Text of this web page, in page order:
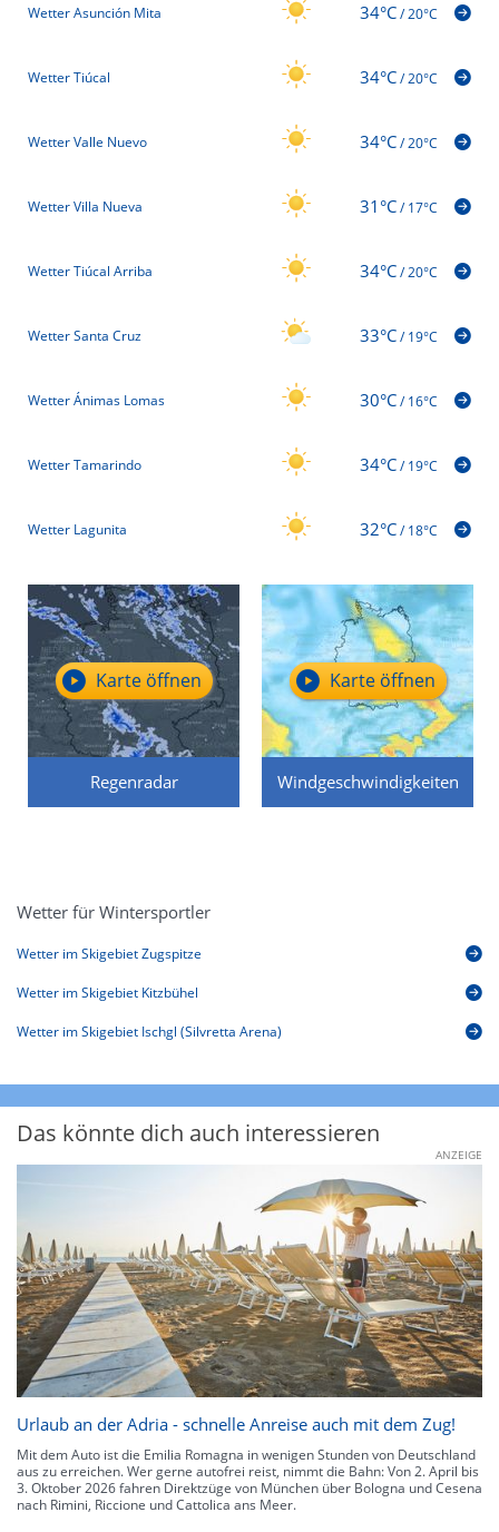
Wetter Asunción Mita 34°C/20°C
Wetter Tiúcal 34°C/20°C
Wetter Valle Nuevo 34°C/20°C
Wetter Villa Nueva 31°C/17°C
Wetter Tiúcal Arriba 34°C/20°C
Wetter Santa Cruz 33°C/19°C
Wetter Ánimas Lomas 30°C/16°C
Wetter Tamarindo 34°C/19°C
Wetter Lagunita 32°C/18°C
Regenradar
Karte öffnen
Windgeschwindigkeiten
Karte öffnen
Wetter für Wintersportler
Wetter im Skigebiet Zugspitze
Wetter im Skigebiet Kitzbühel
Wetter im Skigebiet Ischgl (Silvretta Arena)
Das könnte dich auch interessieren
ANZEIGE
Urlaub an der Adria - schnelle Anreise auch mit dem Zug!
Mit dem Auto ist die Emilia Romagna in wenigen Stunden von Deutschland
aus zu erreichen. Wer gerne autofrei reist, nimmt die Bahn: Von 2. April bis
3. Oktober 2026 fahren Direktzüge von München über Bologna und Cesena
nach Rimini, Riccione und Cattolica ans Meer.